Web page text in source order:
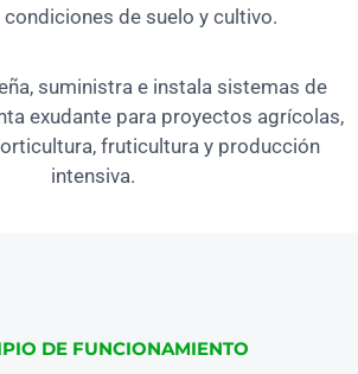
de suelo y cultivo.
suministra e instala sistemas de
exudante para proyectos agrícolas,
fruticultura y producción
intensiva.
DE FUNCIONAMIENTO